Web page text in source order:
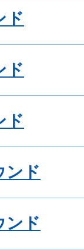
ド
ド
ド
ンド
ンド